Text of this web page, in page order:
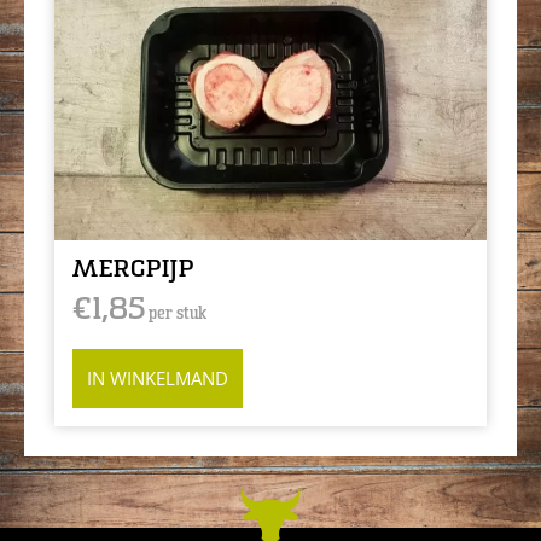
MERGPIJP
€1,85per stuk
IN WINKELMAND